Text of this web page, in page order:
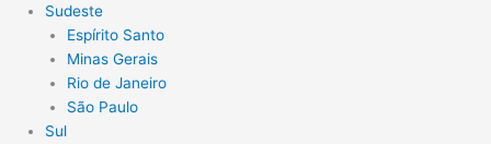
Sudeste
Espírito Santo
Minas Gerais
Rio de Janeiro
São Paulo
Sul